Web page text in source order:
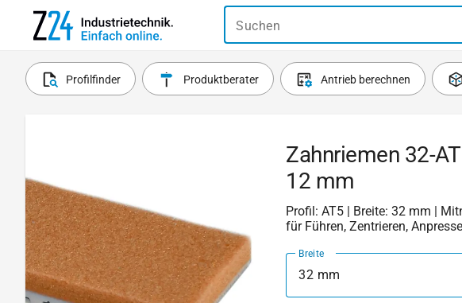
Suchen
Profilfinder Produktberater Antrieb berechnen
Zahnriemen 32-
12 mm
Profil: AT5 | Breite: 32 mm |
für Führen, Zentrieren,
Breite
32 mm